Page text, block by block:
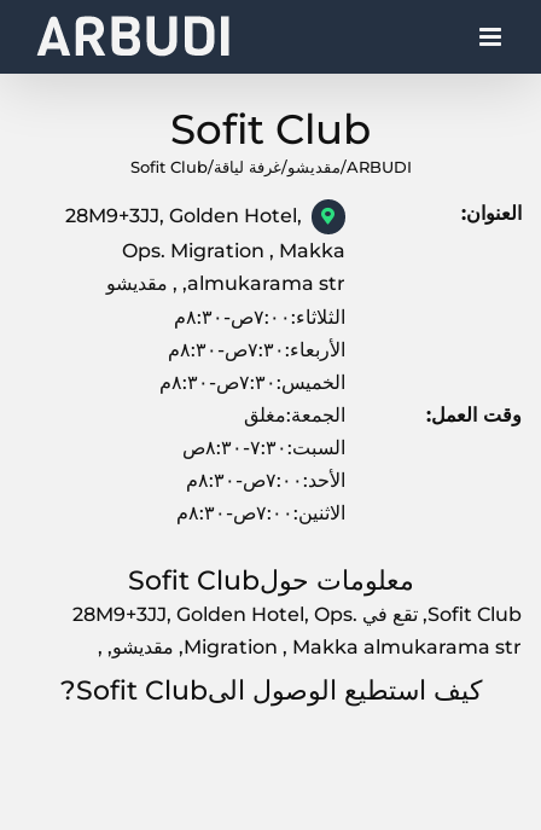
Sofit Club
ARBUDI
/مقديشو/غرفة لياقة/
Sofit Club
العنوان:
28M9+3JJ, Golden Hotel,
Ops. Migration , Makka
almukarama str, , مقديشو
وقت العمل:
الثلاثاء:٧:٠٠ص-٨:٣٠م
الأربعاء:٧:٣٠ص-٨:٣٠م
الخميس:٧:٣٠ص-٨:٣٠م
الجمعة:مغلق
السبت:٧:٣٠-٨:٣٠ص
الأحد:٧:٠٠ص-٨:٣٠م
الاثنين:٧:٠٠ص-٨:٣٠م
معلومات حولSofit Club
Sofit Club, تقع في 28M9+3JJ, Golden Hotel, Ops.
Migration , Makka almukarama str, مقديشو, ,
كيف استطيع الوصول الىSofit Club?